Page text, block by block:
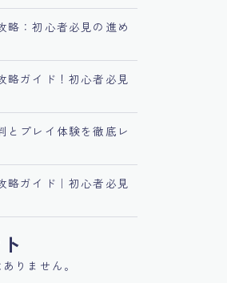
略：初心者必見の進め
略ガイド！初心者必見
とプレイ体験を徹底レ
略ガイド｜初心者必見
りません。